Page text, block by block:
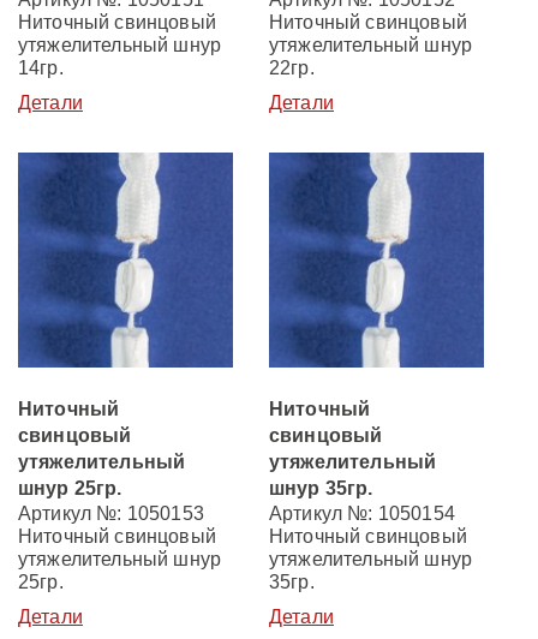
Ниточный свинцовый
утяжелительный шнур
14гр.
Детали
Ниточный свинцовый
утяжелительный шнур
22гр.
Детали
Ниточный
свинцовый
утяжелительный
шнур 25гр.
Артикул №: 1050153
Ниточный свинцовый
утяжелительный шнур
25гр.
Детали
Ниточный
свинцовый
утяжелительный
шнур 35гр.
Артикул №: 1050154
Ниточный свинцовый
утяжелительный шнур
35гр.
Детали